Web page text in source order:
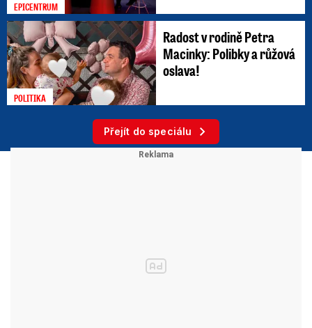
EPICENTRUM
POLITIKA
Radost v rodině Petra
Macinky: Polibky a růžová
oslava!
Přejít do speciálu